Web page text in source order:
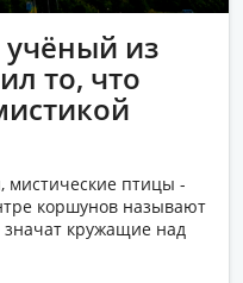
из
то, что
мистические птицы -
коршунов называют
кружащие над